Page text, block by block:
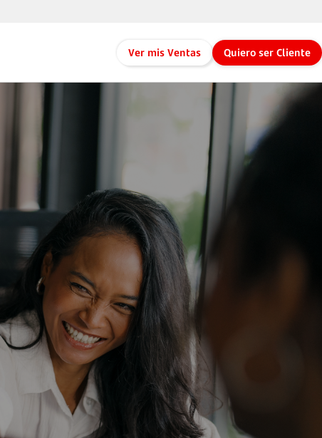
Ver mis Ventas Quiero ser Cliente